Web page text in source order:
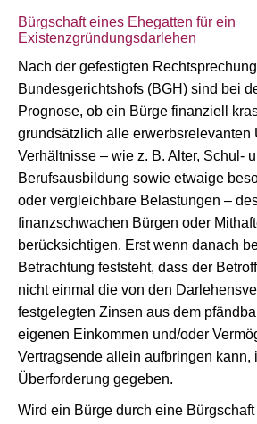
Bürgschaft eines Ehegatten für ein
Existenzgründungsdarlehen
Nach der gefestigten
Bundesgerichtshofs (BGH) sind bei
Prognose, ob ein Bürge finanziell
grundsätzlich alle erwerbsrelevanten
Verhältnisse – wie z. B. Alter, Schul-
Berufsausbildung sowie etwaige
oder vergleichbare Belastungen –
finanzschwachen Bürgen oder
berücksichtigen. Erst wenn danach
Betrachtung feststeht, dass der
nicht einmal die von den
festgelegten Zinsen aus dem
eigenen Einkommen und/oder
Vertragsende allein aufbringen kann,
Überforderung gegeben.
Wird ein Bürge durch eine